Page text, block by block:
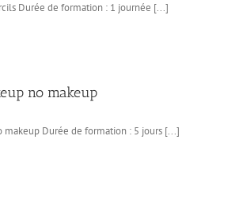
Durée de formation : 1 journée [...]
no makeup
makeup Durée de formation : 5 jours [...]